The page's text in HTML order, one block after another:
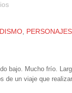
PERSONAJES
bajo. Mucho frío.
un viaje que